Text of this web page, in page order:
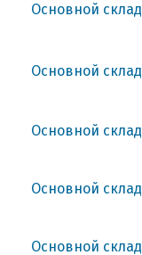
Основной склад
Основной склад
Основной склад
Основной склад
Основной склад